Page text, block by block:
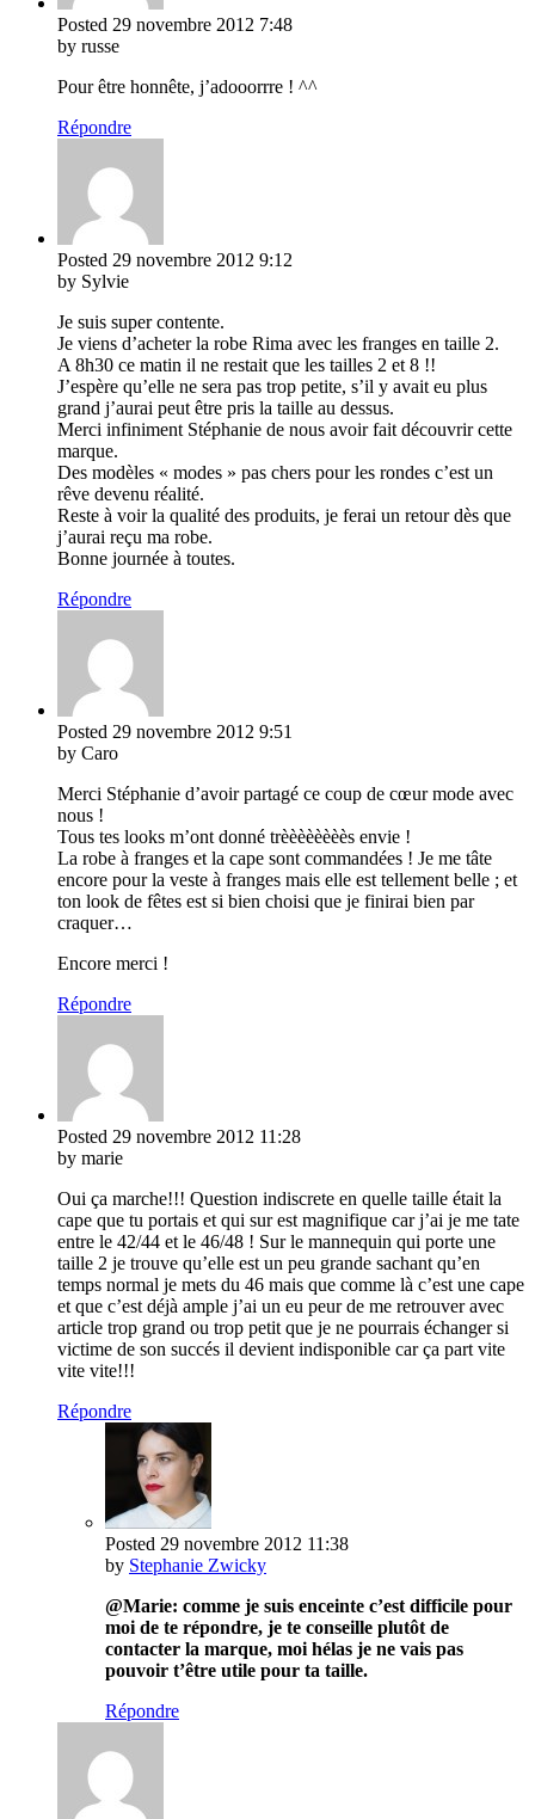
Posted 29 novembre 2012 7:48
by russe
Pour être honnête, j’adooorrre ! ^^
Répondre
Posted 29 novembre 2012 9:12
by Sylvie
Je suis super contente.
Je viens d’acheter la robe Rima avec les franges en taille 2.
A 8h30 ce matin il ne restait que les tailles 2 et 8 !!
J’espère qu’elle ne sera pas trop petite, s’il y avait eu plus
grand j’aurai peut être pris la taille au dessus.
Merci infiniment Stéphanie de nous avoir fait découvrir cette
marque.
Des modèles « modes » pas chers pour les rondes c’est un
rêve devenu réalité.
Reste à voir la qualité des produits, je ferai un retour dès que
j’aurai reçu ma robe.
Bonne journée à toutes.
Répondre
Posted 29 novembre 2012 9:51
by Caro
Merci Stéphanie d’avoir partagé ce coup de cœur mode avec
nous !
Tous tes looks m’ont donné trèèèèèèèès envie !
La robe à franges et la cape sont commandées ! Je me tâte
encore pour la veste à franges mais elle est tellement belle ; et
ton look de fêtes est si bien choisi que je finirai bien par
craquer…
Encore merci !
Répondre
Posted 29 novembre 2012 11:28
by marie
Oui ça marche!!! Question indiscrete en quelle taille était la
cape que tu portais et qui sur est magnifique car j’ai je me tate
entre le 42/44 et le 46/48 ! Sur le mannequin qui porte une
taille 2 je trouve qu’elle est un peu grande sachant qu’en
temps normal je mets du 46 mais que comme là c’est une cape
et que c’est déjà ample j’ai un eu peur de me retrouver avec
article trop grand ou trop petit que je ne pourrais échanger si
victime de son succés il devient indisponible car ça part vite
vite vite!!!
Répondre
Posted 29 novembre 2012 11:38
by Stephanie Zwicky
@Marie: comme je suis enceinte c’est difficile pour
moi de te répondre, je te conseille plutôt de
contacter la marque, moi hélas je ne vais pas
pouvoir t’être utile pour ta taille.
Répondre